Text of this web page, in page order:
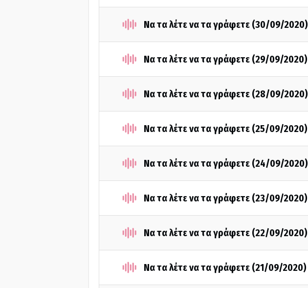
Να τα λέτε να τα γράφετε (30/09/2020)
Να τα λέτε να τα γράφετε (29/09/2020)
Να τα λέτε να τα γράφετε (28/09/2020)
Να τα λέτε να τα γράφετε (25/09/2020)
Να τα λέτε να τα γράφετε (24/09/2020)
Να τα λέτε να τα γράφετε (23/09/2020)
Να τα λέτε να τα γράφετε (22/09/2020)
Να τα λέτε να τα γράφετε (21/09/2020)